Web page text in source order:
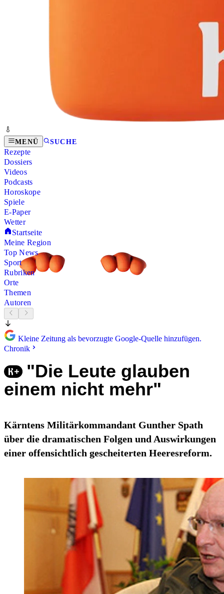
MENÜ SUCHE
Rezepte
Dossiers
Videos
Podcasts
Horoskope
Spiele
E-Paper
Wetter
Startseite
Meine Region
Top News
Sport
Rubriken
Orte
Themen
Autoren
Kleine Zeitung als bevorzugte Google-Quelle hinzufügen.
Chronik
"Die Leute glauben
einem nicht mehr"
Kärntens Militärkommandant Gunther Spath
über die dramatischen Folgen und Auswirkungen
einer offensichtlich gescheiterten Heeresreform.